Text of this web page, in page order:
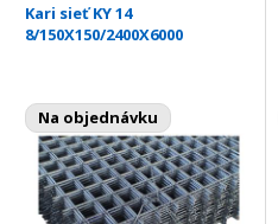
Kari sieť KY 14
8/150X150/2400X6000
Na objednávku